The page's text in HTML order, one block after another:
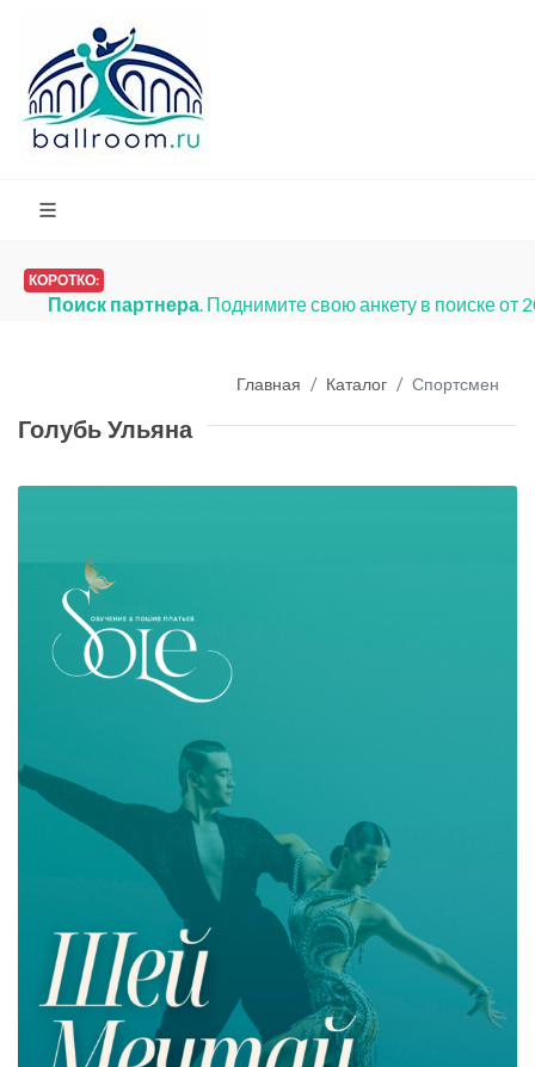
КОРОТКО:
Поиск партнера. Поднимите свою анкету в поиске от
Главная Каталог Спортсмен
Голубь Ульяна